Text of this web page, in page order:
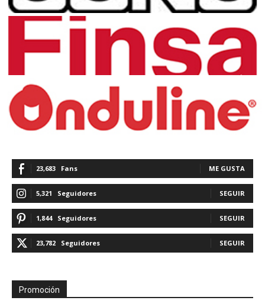
23,683 Fans ME GUSTA
5,321 Seguidores SEGUIR
1,844 Seguidores SEGUIR
23,782 Seguidores SEGUIR
Promoción